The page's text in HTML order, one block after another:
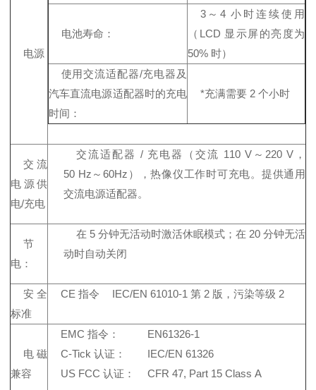
电源
电池寿命：
3～4 小时连续使用
（LCD 显示屏的亮度为
50% 时）
使用交流适配器/充电器及
汽车直流电源适配器时的充电
时间：
*充满需要 2 个小时
交流
电源供
电/充电
交流适配器 / 充电器（交流 110 V～220 V，
50 Hz～60Hz），热像仪工作时可充电。提供通用
交流电源适配器。
节
电：
在 5 分钟无活动时激活休眠模式；在 20 分钟无活
动时自动关闭
安全
标准
CE 指令 IEC/EN 61010-1 第 2 版，污染等级 2
电磁
兼容
EMC 指令：
EN61326-1
C-Tick 认证：
IEC/EN 61326
US FCC 认证：
CFR 47, Part 15 Class A